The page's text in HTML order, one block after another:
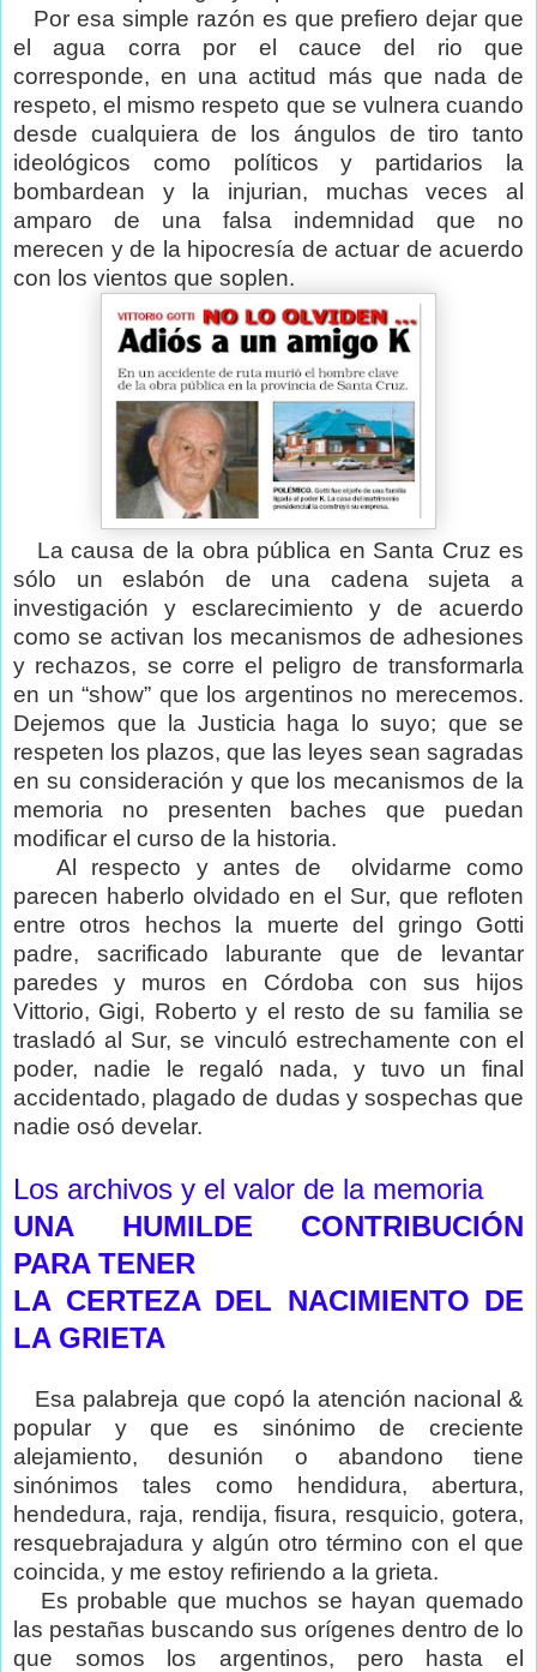
Por esa simple razón es que prefiero dejar que
el agua corra por el cauce del rio que
corresponde, en una actitud más que nada de
respeto, el mismo respeto que se vulnera cuando
desde cualquiera de los ángulos de tiro tanto
ideológicos como políticos y partidarios la
bombardean y la injurian, muchas veces al
amparo de una falsa indemnidad que no
merecen y de la hipocresía de actuar de acuerdo
con los vientos que soplen.
La causa de la obra pública en Santa Cruz es
sólo un eslabón de una cadena sujeta a
investigación y esclarecimiento y de acuerdo
como se activan los mecanismos de adhesiones
y rechazos, se corre el peligro de transformarla
en un “show” que los argentinos no merecemos.
Dejemos que la Justicia haga lo suyo; que se
respeten los plazos, que las leyes sean sagradas
en su consideración y que los mecanismos de la
memoria no presenten baches que puedan
modificar el curso de la historia.
Al respecto y antes de
olvidarme como
parecen haberlo olvidado en el Sur, que refloten
entre otros hechos la muerte del gringo Gotti
padre, sacrificado laburante que de levantar
paredes y muros en Córdoba con sus hijos
Vittorio, Gigi, Roberto y el resto de su familia se
trasladó al Sur, se vinculó estrechamente con el
poder, nadie le regaló nada, y tuvo un final
accidentado, plagado de dudas y sospechas que
nadie osó develar.
Los archivos y el valor de la memoria
UNA
HUMILDE
CONTRIBUCIÓN
PARA TENER
LA CERTEZA DEL NACIMIENTO DE
LA GRIETA
Esa palabreja que copó la atención nacional &
popular y que es sinónimo de creciente
alejamiento, desunión o abandono tiene
sinónimos tales como hendidura, abertura,
hendedura, raja, rendija, fisura, resquicio, gotera,
resquebrajadura y algún otro término con el que
coincida, y me estoy refiriendo a la grieta.
Es probable que muchos se hayan quemado
las pestañas buscando sus orígenes dentro de lo
que somos los argentinos, pero hasta el